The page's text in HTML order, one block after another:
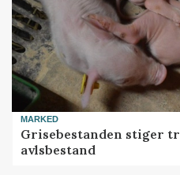
MARKED
Grisebestanden stiger
avlsbestand